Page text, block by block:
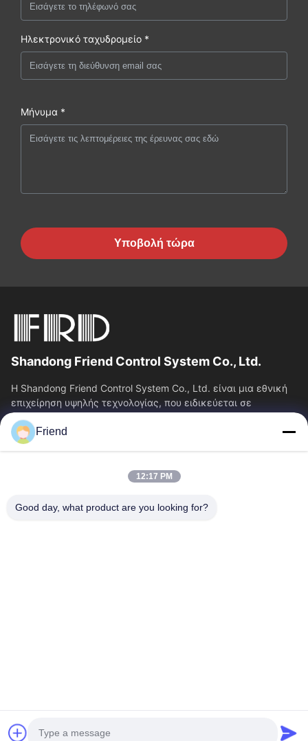
Ηλεκτρονικό ταχυδρομείο *
Μήνυμα *
Υποβολή τώρα
Shandong Friend Control System Co., Ltd.
Η Shandong Friend Control System Co., Ltd. είναι μια εθνική
επιχείρηση υψηλής τεχνολογίας, που ειδικεύεται σε
υπηρεσίες Ε&Α οργάνων, κατασκευής...
Γρήγορες Συνδέσεις
Σχετικά Με Εμάς
Γύρος Εργοστασίων
Ποιοτικός Έλεγχος
Control System Co., Ltd.. . Διατηρούνται όλα τα πνευματικά δικαιώματα.
Friend
12:17 PM
Good day, what product are you looking for?